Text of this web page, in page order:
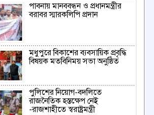
পাবনায় মানববন্ধন ও প্রধানমন্ত্রীর
বরাবর স্মারকলিপি প্রদান
মধুপুরে বিকাশের ব্যবসায়িক প্রবৃদ্ধি
বিষয়ক মতবিনিময় সভা অনুষ্ঠিত
পুলিশের নিয়োগ-বদলিতে
রাজনৈতিক হস্তক্ষেপ নেই
-রাজশাহীতে স্বরাষ্ট্রমন্ত্রী